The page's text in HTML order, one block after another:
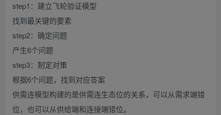
step1：建立飞轮验证模型
找到最关键的要素
step2：确定问题
产生6个问题
step3：制定对策
根据6个问题，找到对应答案
供需连模型构建的是供需连生态位的关系，可以从需求端错
位，也可以从供给端和连接端错位。